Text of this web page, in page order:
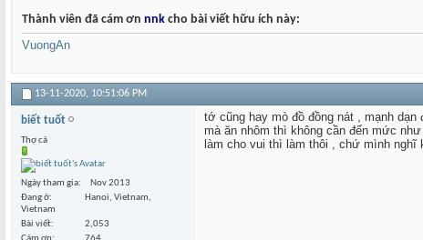
Thành viên đã cám ơn nnk cho bài viết hữu ích này:
VuongAn
13-11-2020, 10:51:06 PM
biết tuốt
Thợ cả
Ngày tham gia
Nov 2013
Đang ở
Hanoi, Vietnam,
Vietnam
Bài viết
2,053
tớ cũng hay mò đồ đồng nát , mạnh
mà ăn nhôm thì không cần đến mức
làm cho vui thì làm thôi , chứ mình nghĩ